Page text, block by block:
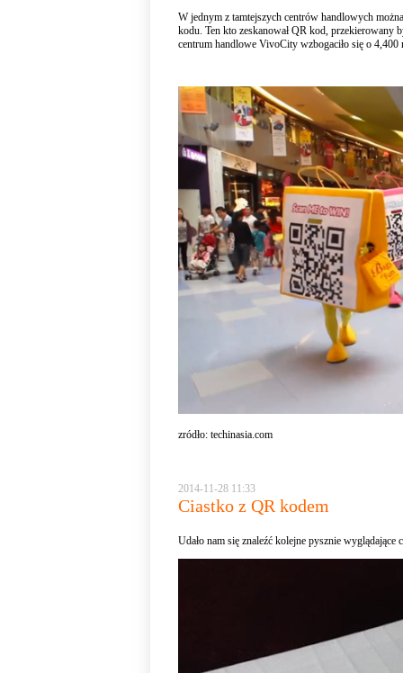
W jednym z tamtejszych centrów handlowych
kodu. Ten kto zeskanował QR kod, przekierowany
centrum handlowe VivoCity wzbogaciło się o
zródło: techinasia.com
2014-11-28 11:33
Ciastko z QR kodem
Udało nam się znaleźć kolejne pysznie